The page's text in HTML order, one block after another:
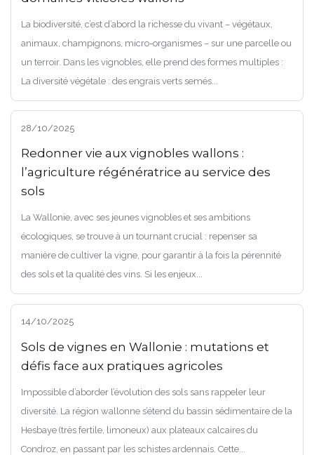
La biodiversité, c’est d’abord la richesse du vivant – végétaux,
animaux, champignons, micro-organismes – sur une parcelle ou
un terroir. Dans les vignobles, elle prend des formes multiples :
La diversité végétale : des engrais verts semés...
28/10/2025
Redonner vie aux vignobles wallons :
l’agriculture régénératrice au service des
sols
La Wallonie, avec ses jeunes vignobles et ses ambitions
écologiques, se trouve à un tournant crucial : repenser sa
manière de cultiver la vigne, pour garantir à la fois la pérennité
des sols et la qualité des vins. Si les enjeux...
14/10/2025
Sols de vignes en Wallonie : mutations et
défis face aux pratiques agricoles
Impossible d’aborder l’évolution des sols sans rappeler leur
diversité. La région wallonne s’étend du bassin sédimentaire de la
Hesbaye (très fertile, limoneux) aux plateaux calcaires du
Condroz, en passant par les schistes ardennais. Cette...